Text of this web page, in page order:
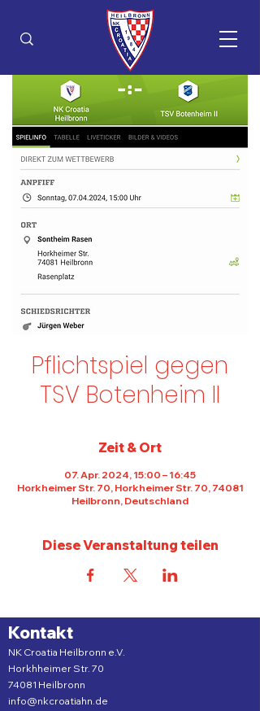
Pflichtspiel gegen
TSV Botenheim II
Zeit & Ort
07. Apr. 2024, 15:00 – 16:45
Horkheimer Str. 70, Horkheimer Str. 70, 74081
Heilbronn, Deutschland
Diese Veranstaltung teilen
Kontakt
NK Croatia Heilbronn e.V.
Horkhheimer Str. 70
74081 Heilbronn
info@nkcroatiahn.de